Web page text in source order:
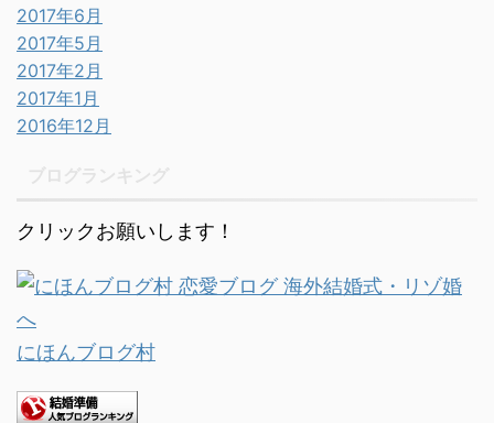
2017年6月
2017年5月
2017年2月
2017年1月
2016年12月
クリックお願いします！
にほんブログ村